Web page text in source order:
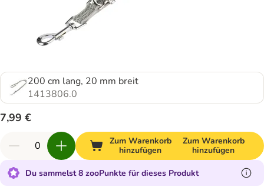
200 cm lang, 20 mm breit
1413806.0
7,99 €
Zum Warenkorb
hinzufügen
Zum Warenkorb
hinzufügen
Du sammelst 8 zooPunkte für dieses Produkt